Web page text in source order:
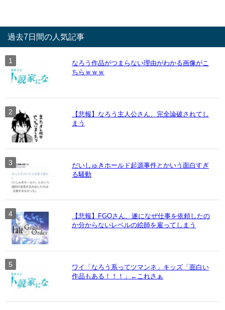
過去7日間の人気記事
なろう作品がつまらない理由がわかる画像がこ
ちらｗｗｗ
【悲報】なろう主人公さん、完全論破されてし
まう
だいしゅきホールド起源事件とかいう面白すぎ
る騒動
【悲報】FGOさん、遂になぜ仕事を依頼したの
か分からないレベルの絵師を雇ってしまう
ワイ「なろう系ってツマンネ」キッズ「面白い
作品もある！！！」←これさぁ